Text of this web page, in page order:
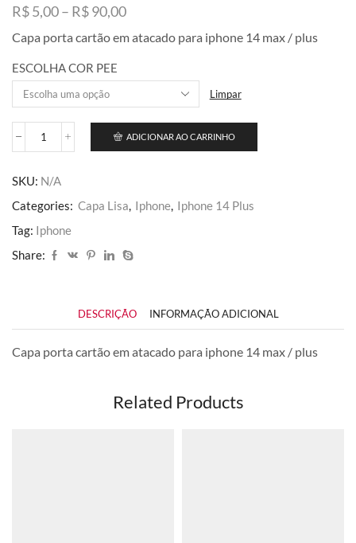
R$5,00– R$90,00Faixa
preço:
através
Capa porta cartão em atacado para iphone 14 max / plus
ESCOLHA COR PEE
Limpar
Iphone
quantidade
ADICIONAR AO CARRINHO
SKU: N/A
Categories: Capa Lisa, Iphone, Iphone 14 Plus
Tag: Iphone
Share:
DESCRIÇÃO INFORMAÇÃO ADICIONAL
Capa porta cartão em atacado para iphone 14 max / plus
Related Products